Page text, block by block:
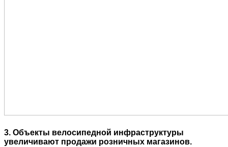
3. Объекты велосипедной инфраструктуры
увеличивают продажи розничных магазинов.